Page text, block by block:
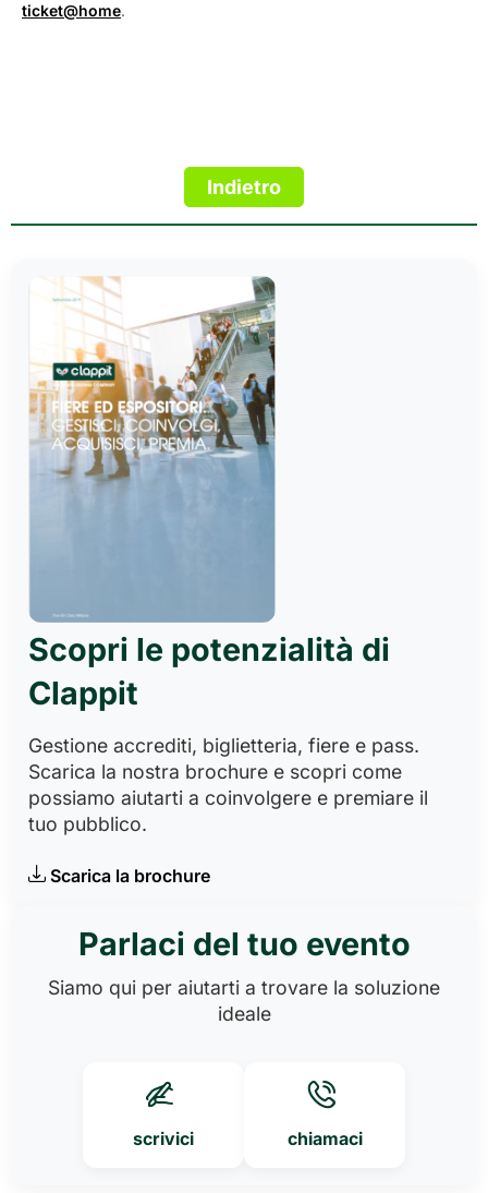
ticket@home.
Scopri le potenzialità di
Clappit
Gestione accrediti, biglietteria, fiere e pass.
Scarica la nostra brochure e scopri come
possiamo aiutarti a coinvolgere e premiare il
tuo pubblico.
Scarica la brochure
Parlaci del tuo evento
Siamo qui per aiutarti a trovare la soluzione
ideale
scrivici chiamaci